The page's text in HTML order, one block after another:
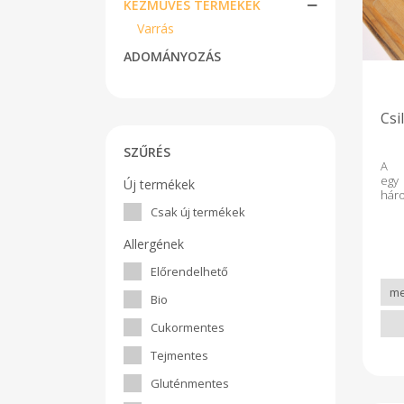
KÉZMŰVES TERMÉKEK
Varrás
ADOMÁNYOZÁS
SZŰRÉS
Új termékek
Csak új termékek
Allergének
Előrendelhető
Bio
Cukormentes
Tejmentes
Gluténmentes
A